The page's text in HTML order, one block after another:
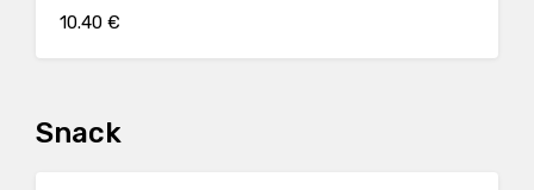
10.40 €
Snack